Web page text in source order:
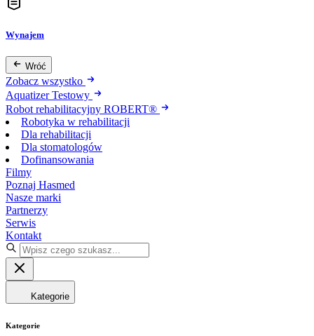
Wynajem
Wróć
Zobacz wszystko
Aquatizer Testowy
Robot rehabilitacyjny ROBERT®
Robotyka w rehabilitacji
Dla rehabilitacji
Dla stomatologów
Dofinansowania
Filmy
Poznaj Hasmed
Nasze marki
Partnerzy
Serwis
Kontakt
Kategorie
Kategorie